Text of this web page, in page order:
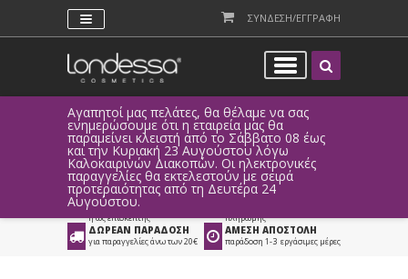
ΣΥΝΔΕΣΗ/ΕΓΓΡΑΦΗ
Αγαπητοί μας πελάτες, θα θέλαμε να σας
ενημερώσουμε ότι η εταιρεία μας θα
παραμείνει κλειστή από το Σάββατο 08 έως
και την Κυριακή 23 Αυγούστου λόγω
Καλοκαιρινών Διακοπών. Οι ηλεκτρονικές
παραγγελίες θα εκτελεστούν με σειρά
προτεραιότητας από τη Δευτέρα 24
Αυγούστου.
Προϊόντα > Νέα Σειρά Titania
>
Χέρια - Πόδια
ΑΜΕΣΗ ΣΥΝΔΕΣΗ
Facebook, Gmail
ή ως επισκέπτης
ΕΥΚΟΛΕΣ ΑΓΟΡΕΣ
πληρωμής
ΔΩΡΕΑΝ ΠΑΡΑΔΟΣΗ
για παραγγελίες άνω των 20€
ΑΜΕΣΗ ΑΠΟΣΤΟΛΗ
παράδοση 1-3 εργάσιμες μέρες